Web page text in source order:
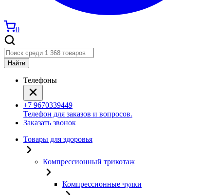
0
Найти
Телефоны
+7 9670339449
Телефон для заказов и вопросов.
Заказать звонок
Товары для здоровья
Компрессионный трикотаж
Компрессионные чулки